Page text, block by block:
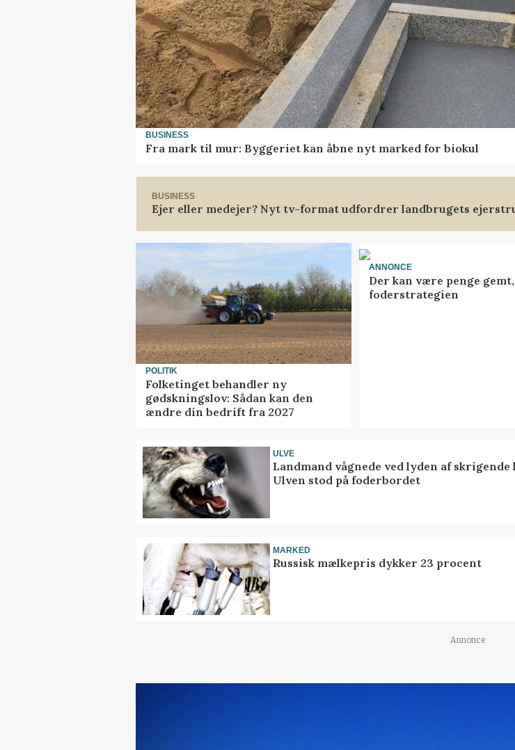
BUSINESS
Fra mark til mur: Byggeriet kan åbne nyt marked for biokul
BUSINESS
Ejer eller medejer? Nyt tv-format udfordrer landbrugets
POLITIK
Folketinget behandler ny
gødskningslov: Sådan kan den
ændre din bedrift fra 2027
ANNONCE
Der kan være penge
foderstrategien
ULVE
Landmand vågnede ved lyden af skrigende
Ulven stod på foderbordet
MARKED
Russisk mælkepris dykker 23 procent
Annonce